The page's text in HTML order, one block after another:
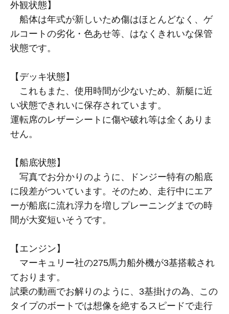
外観状態】
船体は年式が新しいため傷はほとんどなく、ゲ
ルコートの劣化・色あせ等、はなくきれいな保管
状態です。
【デッキ状態】
これもまた、使用時間が少ないため、新艇に近
い状態できれいに保存されています。
運転席のレザーシートに傷や破れ等は全くありま
せん。
【船底状態】
写真でお分かりのように、ドンジー特有の船底
に段差がついています。そのため、走行中にエア
ーが船底に流れ浮力を増しプレーニングまでの時
間が大変短いそうです。
【エンジン】
マーキュリー社の275馬力船外機が3基搭載され
ております。
試乗の動画でお解りのように、3基掛けの為、この
タイプのボートでは想像を絶するスピードで走行